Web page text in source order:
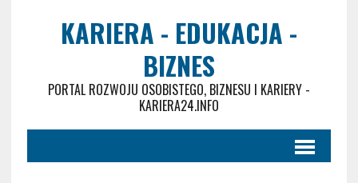
KARIERA - EDUKACJA -
BIZNES
PORTAL ROZWOJU OSOBISTEGO, BIZNESU I KARIERY -
KARIERA24.INFO